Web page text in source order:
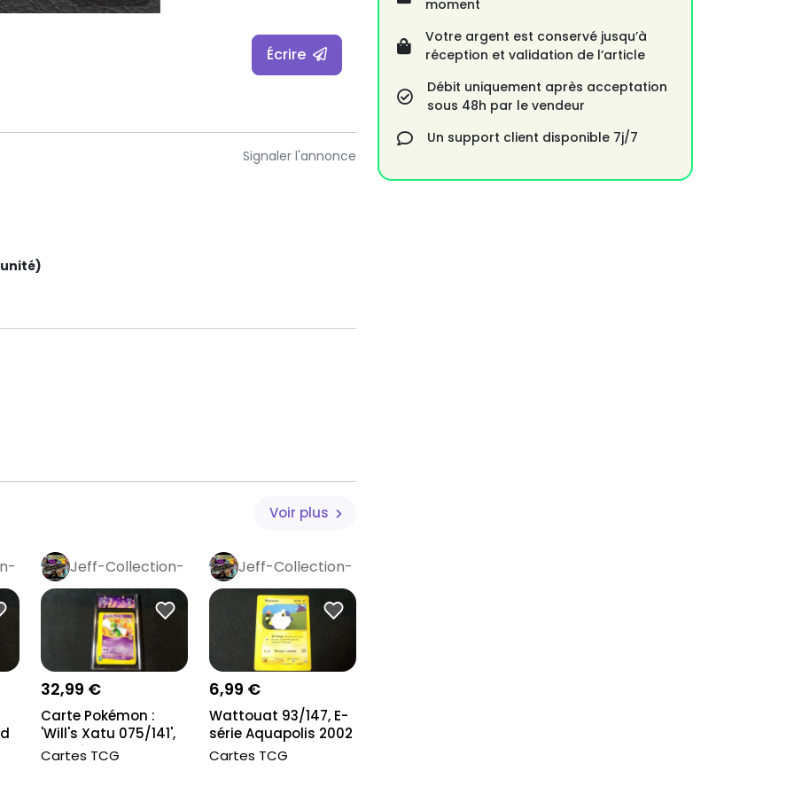
Écrire
Signaler l'annonce
frais de port.
sont disponibles sur mon profil pour compléter vos
favoris !
Transcendants
Voir plus
Jeff-Collection-
Rétro Pro
32,99 €
Carte Pokémon :
'Will's Xatu 075/141',
Gradé Colle...
Cartes TCG
Jeff-Collection-
Rétro Pro
6,99 €
Wattouat 93/147, E-
série Aquapolis 2002
Cartes TCG
moment
Votre argent est conservé jusqu’à
réception et validation de l’article
Débit uniquement après acceptation
sous 48h par le vendeur
Un support client disponible 7j/7